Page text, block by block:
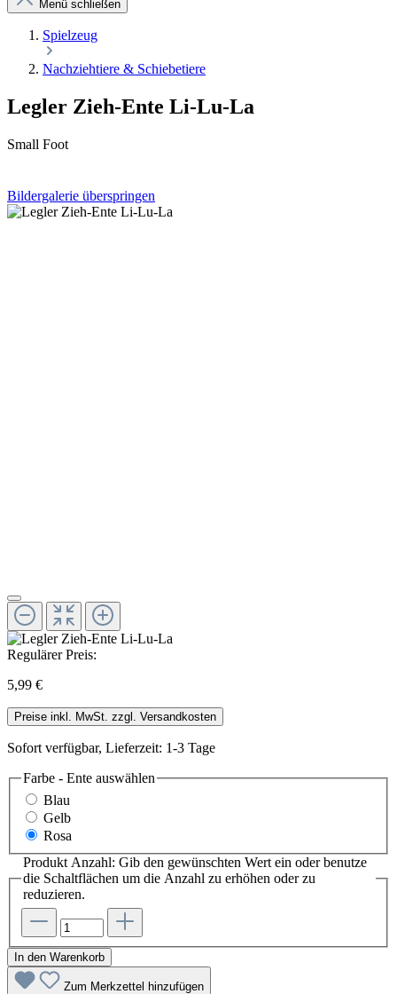
Menü schließen
Spielzeug
Nachziehtiere & Schiebetiere
Legler Zieh-Ente Li-Lu-La
Small Foot
Bildergalerie überspringen
Regulärer Preis:
5,99 €
Preise inkl. MwSt. zzgl. Versandkosten
Sofort verfügbar, Lieferzeit: 1-3 Tage
Farbe - Ente auswählen
Blau
Gelb
Rosa
Produkt Anzahl: Gib den gewünschten Wert ein oder benutze
die Schaltflächen um die Anzahl zu erhöhen oder zu
reduzieren.
In den Warenkorb
Zum Merkzettel hinzufügen